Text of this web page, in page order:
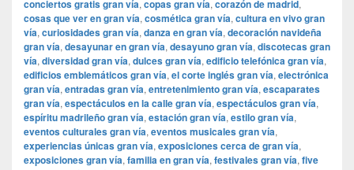
conciertos gratis gran vía, copas gran vía, corazón de madrid,
cosas que ver en gran vía, cosmética gran vía, cultura en vivo gran
vía, curiosidades gran vía, danza en gran vía, decoración navideña
gran vía, desayunar en gran vía, desayuno gran vía, discotecas gran
vía, diversidad gran vía, dulces gran vía, edificio telefónica gran vía,
edificios emblemáticos gran vía, el corte inglés gran vía, electrónica
gran vía, entradas gran vía, entretenimiento gran vía, escaparates
gran vía, espectáculos en la calle gran vía, espectáculos gran vía,
espíritu madrileño gran vía, estación gran vía, estilo gran vía,
eventos culturales gran vía, eventos musicales gran vía,
experiencias únicas gran vía, exposiciones cerca de gran vía,
exposiciones gran vía, familia en gran vía, festivales gran vía, five